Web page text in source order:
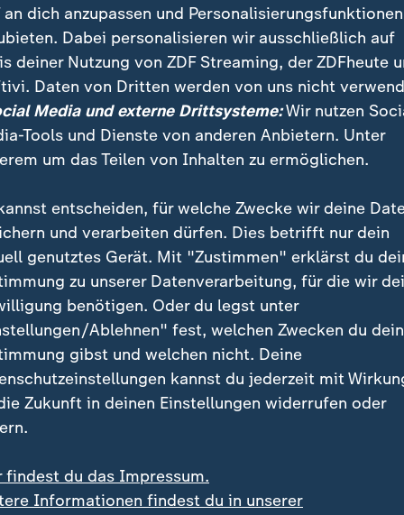
in Charleroi:
Illegale
entdeckt
1:15
Bundestagswahl 2025
BSW-Wahleinspruch
weiter unbeantwortet
Video0:30
an dich anzupassen und Personalisierungsfunktionen
Dabei personalisieren wir ausschließlich auf
deiner Nutzung von ZDF Streaming, der ZDFheute
Daten von Dritten werden von uns nicht
Media und externe Drittsysteme:Wir nutzen
Tools und Dienste von anderen Anbietern. Unter
um das Teilen von Inhalten zu ermöglichen.
entscheiden, für welche Zwecke wir deine
und verarbeiten dürfen. Dies betrifft nur dein
genutztes Gerät. Mit "Zustimmen" erklärst du
zu unserer Datenverarbeitung, für die wir
benötigen. Oder du legst unter
Ablehnen" fest, welchen Zwecken du
gibst und welchen nicht. Deine
kannst du jederzeit mit
Zukunft in deinen Einstellungen widerrufen oder
findest du das Impressum.
Informationen findest du in unserer